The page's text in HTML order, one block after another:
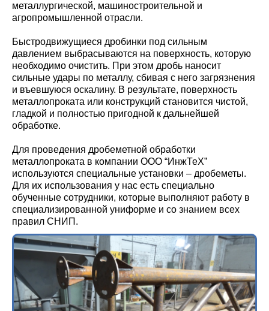
металлургической, машиностроительной и
агропромышленной отрасли.
Быстродвижущиеся дробинки под сильным
давлением выбрасываются на поверхность, которую
необходимо очистить. При этом дробь наносит
сильные удары по металлу, сбивая с него загрязнения
и въевшуюся оскалину. В результате, поверхность
металлопроката или конструкций становится чистой,
гладкой и полностью пригодной к дальнейшей
обработке.
Для проведения дробеметной обработки
металлопроката в компании ООО “ИнжТеХ”
используются специальные установки – дробеметы.
Для их использования у нас есть специально
обученные сотрудники, которые выполняют работу в
специализированной униформе и со знанием всех
правил СНИП.